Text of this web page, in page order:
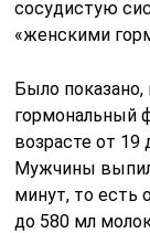
сосудистую
«женскими
Было показано,
гормональный
возрасте от 19
Мужчины
минут, то есть
до 580 мл